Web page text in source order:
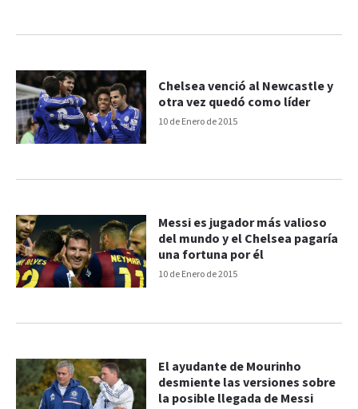
10 de Enero de 2015
Chelsea venció al Newcastle y
otra vez quedó como líder
10 de Enero de 2015
Messi es jugador más valioso
del mundo y el Chelsea pagaría
una fortuna por él
El ayudante de Mourinho
desmiente las versiones sobre
la posible llegada de Messi